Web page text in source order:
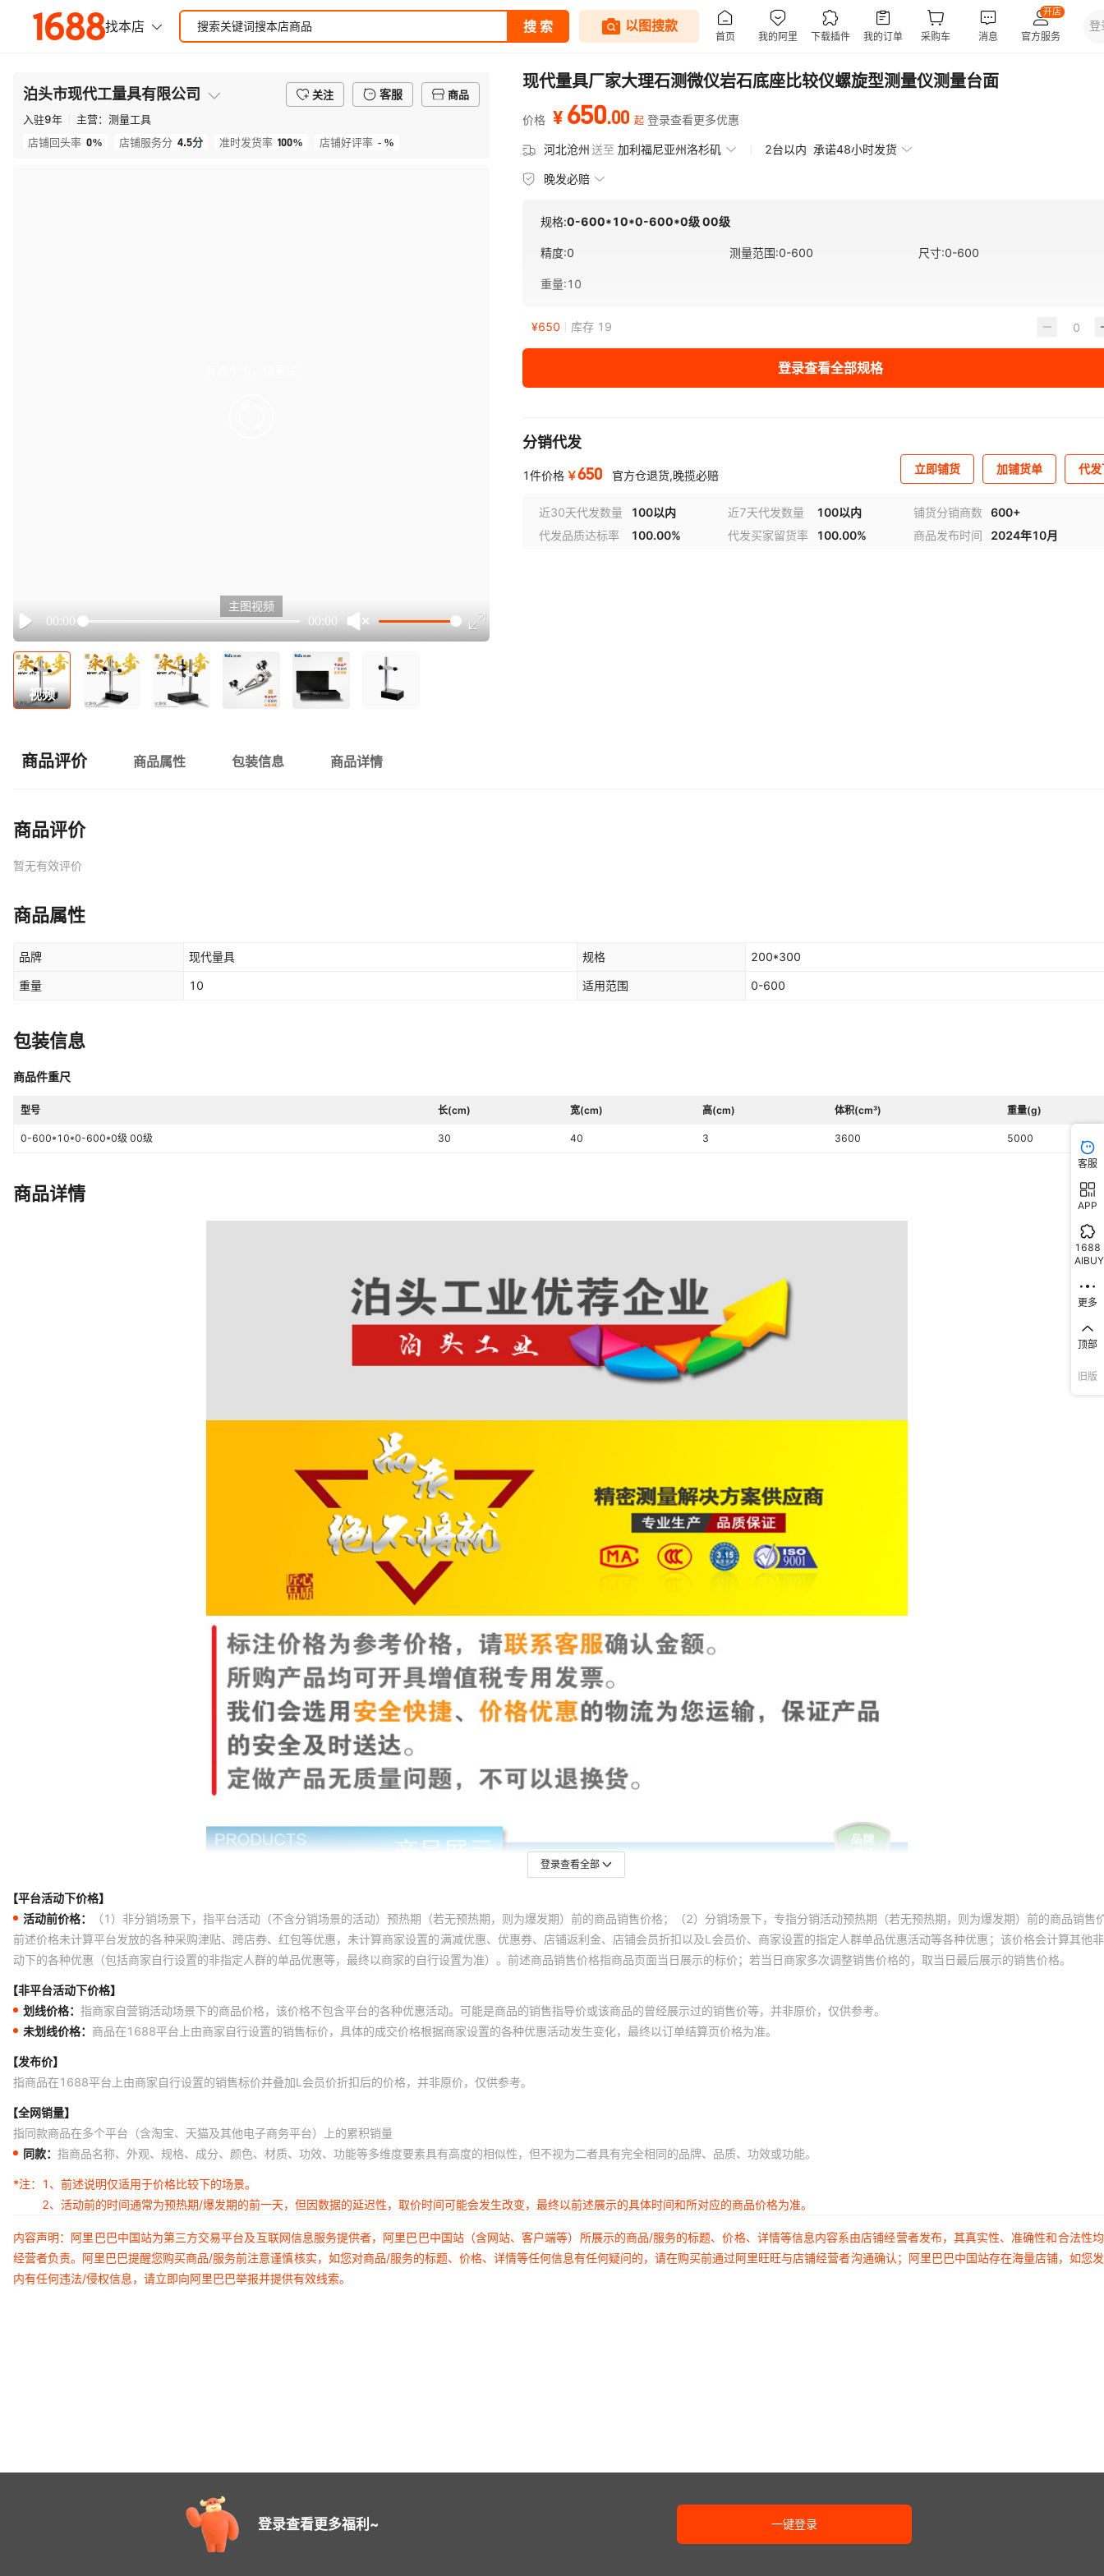
泊头市现代工量具有限公司 关注 客服
商品
入驻9年 主营： 测量工具
店铺回头率 0% 店铺服务分 4.5分 准时发货率 100% 店铺好评率 - %
Play
00:00 00:00
主图视频
视频
现代量具厂家大理石测微仪岩石底座比较仪螺旋型测量仪测量台面
价格 ¥ 650.00 起 登录查看更多优惠
河北沧州送至 加利福尼亚州洛杉矶 2台以内 承诺48小时发货
晚发必赔
规格:0-600*10*0-600*0级 00级
精度:0 测量范围:0-600 尺寸:0-600
重量:10
¥650 库存 19
登录查看全部规格
分销代发
1件价格 ￥650 官方仓退货,晚揽必赔 立即铺货 加铺货单 代
近30天代发数量 100以内 近7天代发数量 100以内 铺货分销商数
600+
代发品质达标率
100.00% 代发买家留货率 100.00% 商品发布时间 2024年10月
商品评价 商品属性 包装信息 商品详情
商品评价
暂无有效评价
商品属性
品牌 现代量具 规格 200*300
重量 10 适用范围 0-600
包装信息
商品件重尺
型号 长(cm) 宽(cm) 高(cm) 体积(cm³) 重量(g)
0-600*10*0-600*0级 00级 30 40 3 3600 5000
商品详情
登录查看全部
【平台活动下价格】
活动前价格：
（1）非分销场景下，指平台活动（不含分销场景的活动）预热期（若无预热期，则为爆发期）前的商品销售价格；（2）分销场景下，专指分销活动预热期（若无预热期，则为爆发期）前的商品销售
前述价格未计算平台发放的各种采购津贴、跨店券、红包等优惠，未计算商家设置的满减优惠、优惠券、店铺返利金、店铺会员折扣以及L会员价、商家设置的指定人群单品优惠活动等各种优惠；该价格会计算其他
动下的各种优惠（包括商家自行设置的非指定人群的单品优惠等，最终以商家的自行设置为准）。前述商品销售价格指商品页面当日展示的标价；若当日商家多次调整销售价格的，取当日最后展示的销售价格。
【非平台活动下价格】
划线价格： 指商家自营销活动场景下的商品价格，该价格不包含平台的各种优惠活动。可能是商品的销售指导价或该商品的曾经展示过的销售价等，并非原价，仅供参考。
未划线价格： 商品在1688平台上由商家自行设置的销售标价，具体的成交价格根据商家设置的各种优惠活动发生变化，最终以订单结算页价格为准。
【发布价】
指商品在1688平台上由商家自行设置的销售标价并叠加L会员价折扣后的价格，并非原价，仅供参考。
【全网销量】
指同款商品在多个平台（含淘宝、天猫及其他电子商务平台）上的累积销量
同款： 指商品名称、外观、规格、成分、颜色、材质、功效、功能等多维度要素具有高度的相似性，但不视为二者具有完全相同的品牌、品质、功效或功能。
*注：
1、前述说明仅适用于价格比较下的场景。
2、活动前的时间通常为预热期/爆发期的前一天，但因数据的延迟性，取价时间可能会发生改变，最终以前述展示的具体时间和所对应的商品价格为准。
内容声明：阿里巴巴中国站为第三方交易平台及互联网信息服务提供者，阿里巴巴中国站（含网站、客户端等）所展示的商品/服务的标题、价格、详情等信息内容系由店铺经营者发布，其真实性、准确性和合法性
经营者负责。阿里巴巴提醒您购买商品/服务前注意谨慎核实，如您对商品/服务的标题、价格、详情等任何信息有任何疑问的，请在购买前通过阿里旺旺与店铺经营者沟通确认；阿里巴巴中国站存在海量店铺，如您
内有任何违法/侵权信息，请立即向阿里巴巴举报并提供有效线索。
登录查看更多福利~ 一键登录
客服
APP
1688
AIBUY
更多
顶部
旧版